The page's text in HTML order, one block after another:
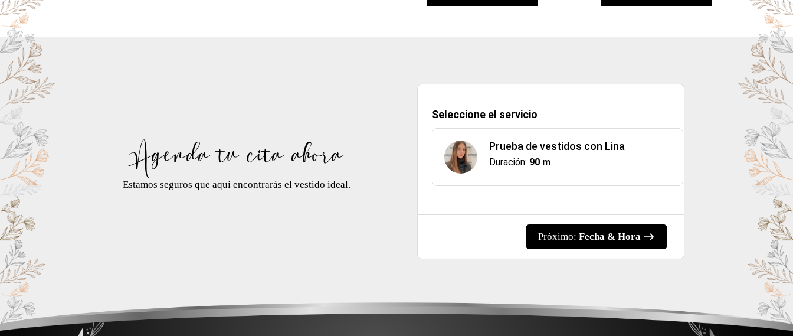
Agenda tu cita ahora
Estamos seguros que aquí encontrarás el vestido ideal.
Seleccione el servicio
Prueba de vestidos con Lina
Duración: 90 m
Próximo: Fecha & Hora